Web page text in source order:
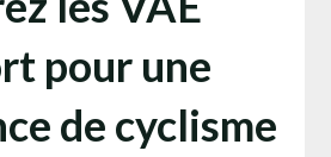
pour une
de cyclisme